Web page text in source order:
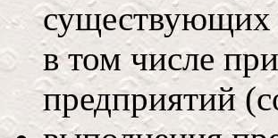
существующих
в том числе
предприятий